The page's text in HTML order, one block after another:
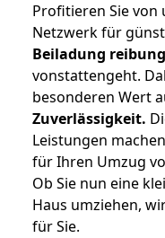
Profitieren Sie
Netzwerk für
Beiladung
vonstattengeht.
besonderen Wert
Zuverlässigkeit.
Leistungen
für Ihren Umzug
Ob Sie nun eine
Haus umziehen,
für Sie.